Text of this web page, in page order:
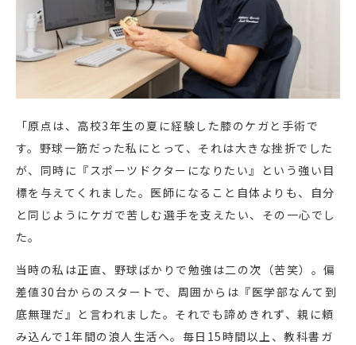
「原点は、高校3年生の夏に経験した膝のケガと手術で
す。野球一筋だった私にとって、それは大きな挫折でした
が、同時に『スポーツドクターになりたい』という強い目
標を与えてくれました。医師になること自体よりも、自分
と同じようにケガで苦しむ選手を支えたい、その一心でし
た。
当時の私は正直、野球ばかりで勉強は二の次（苦笑）。偏
差値30台からのスタートで、周囲からは『医学部なんて到
底無理だ』と言われました。それでも諦めきれず、親に頼
み込んで1年間の浪人生活へ。毎日15時間以上、教科書ガ